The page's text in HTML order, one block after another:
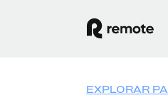
EXPLORAR